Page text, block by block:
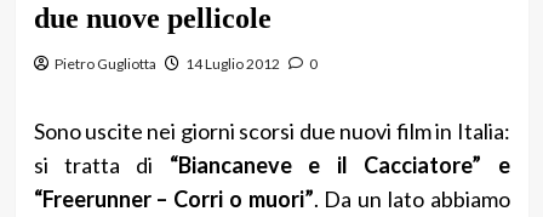
due nuove pellicole
Pietro Gugliotta 14 Luglio 2012 0
Sono uscite nei giorni scorsi due nuovi film in Italia:
si tratta di “Biancaneve e il Cacciatore” e
“Freerunner – Corri o muori”. Da un lato abbiamo